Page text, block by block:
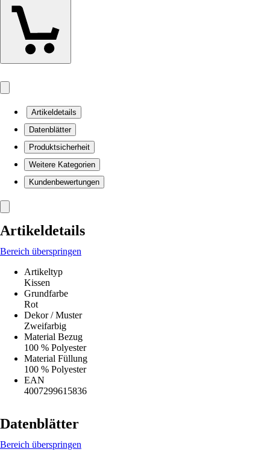
Artikeldetails
Datenblätter
Produktsicherheit
Weitere Kategorien
Kundenbewertungen
Artikeldetails
Bereich überspringen
Artikeltyp
Kissen
Grundfarbe
Rot
Dekor / Muster
Zweifarbig
Material Bezug
100 % Polyester
Material Füllung
100 % Polyester
EAN
4007299615836
Datenblätter
Bereich überspringen